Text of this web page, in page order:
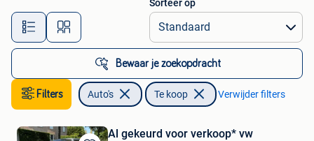
Alle afstanden…
Sorteer op
Bewaar je zoekopdracht
Filters Auto's Te koop Verwijder filters
Al gekeurd voor verkoop* vw